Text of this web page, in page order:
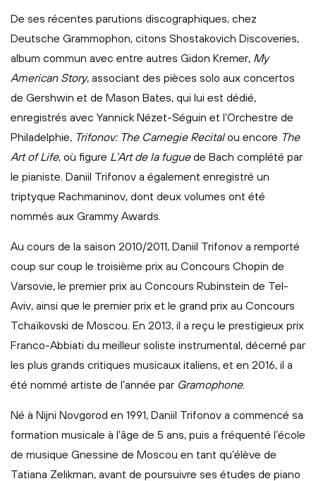
De ses récentes parutions discographiques, chez
Deutsche Grammophon, citons Shostakovich Discoveries,
album commun avec entre autres Gidon Kremer, My
American Story, associant des pièces solo aux concertos
de Gershwin et de Mason Bates, qui lui est dédié,
enregistrés avec Yannick Nézet-Séguin et l’Orchestre de
Philadelphie, Trifonov: The Carnegie Recitalou encore The
Art of Life, où figure L’Art de la fuguede Bach complété par
le pianiste. Daniil Trifonov a également enregistré un
triptyque Rachmaninov, dont deux volumes ont été
nommés aux Grammy Awards.
Au cours de la saison 2010/2011, Daniil Trifonov a remporté
coup sur coup le troisième prix au Concours Chopin de
Varsovie, le premier prix au Concours Rubinstein de Tel-
Aviv, ainsi que le premier prix et le grand prix au Concours
Tchaïkovski de Moscou. En 2013, il a reçu le prestigieux prix
Franco-Abbiati du meilleur soliste instrumental, décerné par
les plus grands critiques musicaux italiens, et en 2016, il a
été nommé artiste de l’année par Gramophone.
Né à Nijni Novgorod en 1991, Daniil Trifonov a commencé sa
formation musicale à l’âge de 5 ans, puis a fréquenté l’école
de musique Gnessine de Moscou en tant qu’élève de
Tatiana Zelikman, avant de poursuivre ses études de piano